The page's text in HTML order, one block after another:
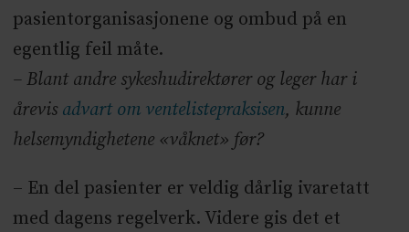
pasientorganisasjonene og ombud på en
egentlig feil måte.
– Blant andre sykeshudirektører og leger har i
årevisadvart om ventelistepraksisen, kunne
helsemyndighetene «våknet» før?
– En del pasienter er veldig dårlig ivaretatt
med dagens regelverk. Videre gis det et